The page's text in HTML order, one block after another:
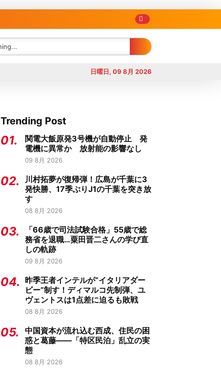
日曜日, 09 8月 2026
Trending Post
01.
関電大飯原発3号機が自動停止 発
電機に異常か 放射能の影響なし
09 8月 2026
02.
川村拓夢が復帰弾！広島が千葉に3
発快勝、17季ぶりJ1の千葉を突き放
す
08 8月 2026
03.
「66歳で司法試験合格」55歳で総
務省を退職…粟田晋二さんの学び直
しの軌跡
09 8月 2026
04.
昨季王者インテルが“イタリアダー
ビー”制す！ディマルコ先制弾、ユ
ヴェントスは1点差に迫るも敗戦
08 8月 2026
05.
中国資本が流れ込む西成、住民の困
惑と葛藤——「特区民泊」乱立の実
態
08 8月 2026